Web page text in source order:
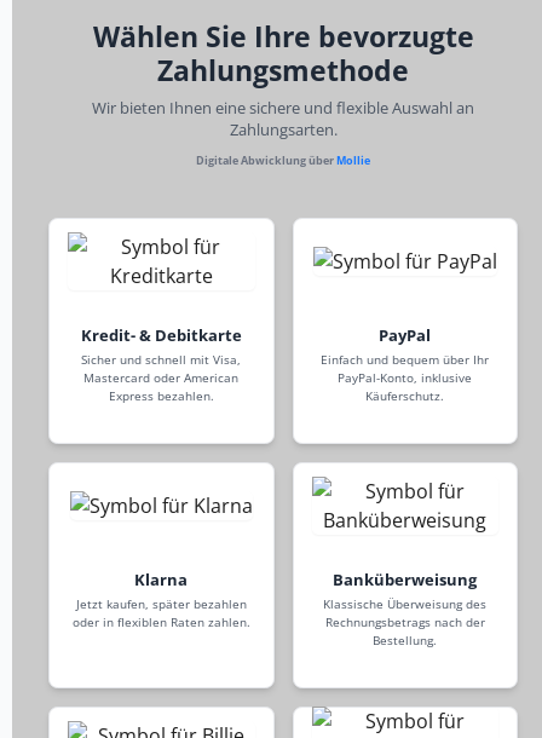
Wählen Sie Ihre bevorzugte
Zahlungsmethode
Wir bieten Ihnen eine sichere und flexible Auswahl an
Zahlungsarten.
Digitale Abwicklung überMollie
Kredit- & Debitkarte
Sicher und schnell mit Visa,
Mastercard oder American
Express bezahlen.
PayPal
Einfach und bequem über Ihr
PayPal-Konto, inklusive
Käuferschutz.
Klarna
Jetzt kaufen, später bezahlen
oder in flexiblen Raten zahlen.
Banküberweisung
Klassische Überweisung des
Rechnungsbetrags nach der
Bestellung.